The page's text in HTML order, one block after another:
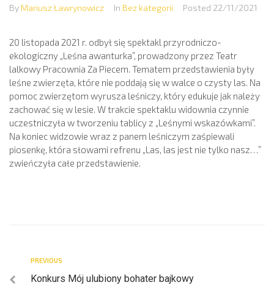
By Mariusz Ławrynowicz In Bez kategorii Posted 22/11/2021
20 listopada 2021 r. odbył się spektakl przyrodniczo-
ekologiczny „Leśna awanturka”, prowadzony przez Teatr
lalkowy Pracownia Za Piecem . Tematem przedstawienia były
leśne zwierzęta, które nie poddają się w walce o czysty las. Na
pomoc zwierzętom wyrusza leśniczy, który edukuje jak należy
zachować się w lesie. W trakcie spektaklu widownia czynnie
uczestniczyła w tworzeniu tablicy z „Leśnymi wskazówkami”.
Na koniec widzowie wraz z panem leśniczym zaśpiewali
piosenkę, która słowami refrenu „Las, las jest nie tylko nasz…”
zwieńczyła całe przedstawienie.
PREVIOUS
Konkurs Mój ulubiony bohater bajkowy